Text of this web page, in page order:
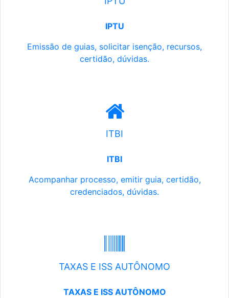
IPTU
Emissão de guias, solicitar isenção, recursos,
certidão, dúvidas.
ITBI
ITBI
Acompanhar processo, emitir guia, certidão,
credenciados, dúvidas.
TAXAS E ISS AUTÔNOMO
TAXAS E ISS AUTÔNOMO